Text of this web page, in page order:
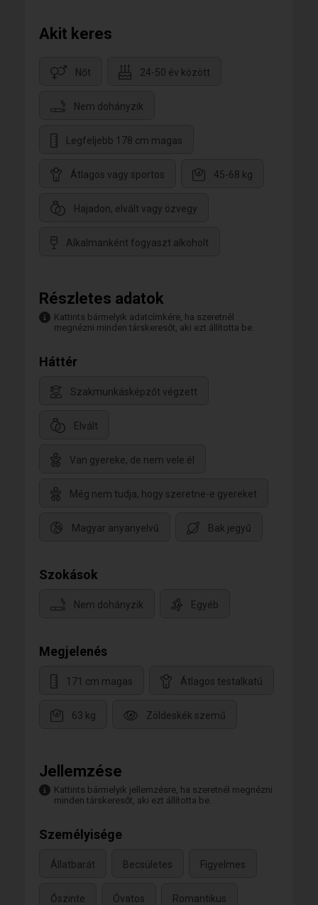
Akit keres
Nőt 24-50 év között
Nem dohányzik
Legfeljebb 178 cm magas
Átlagos vagy sportos 45-68 kg
Hajadon, elvált vagy özvegy
Alkalmanként fogyaszt alkoholt
Részletes adatok
Kattints bármelyik adatcímkére, ha szeretnél
megnézni minden társkeresőt, aki ezt állította be.
Háttér
Szakmunkásképzőt végzett
Elvált
Van gyereke, de nem vele él
Még nem tudja, hogy szeretne-e gyereket
Magyar anyanyelvű Bak jegyű
Szokások
Nem dohányzik Egyéb
Megjelenés
171 cm magas Átlagos testalkatú
63 kg Zöldeskék szemű
Jellemzése
Kattints bármelyik jellemzésre, ha szeretnél megnézni
minden társkeresőt, aki ezt állította be.
Személyisége
Állatbarát Becsületes Figyelmes
Őszinte Óvatos Romantikus